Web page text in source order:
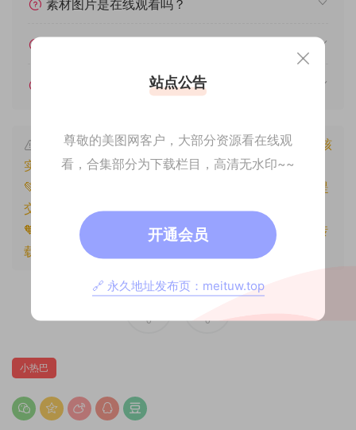
素材图片是在线观看吗？
遇见其他问题怎么办？
本文资源仅供个人参考学习，请勿批量搬运，一经核
实将封禁账号权限！
💚本文资源均来源网友分享，若侵犯了您的权益可以提
交工单处理。
🧡原文链接：
https://www.znjxg.com/1403.html
，转
载请注明出处。
0 0
小热巴
站点公告
尊敬的美图网客户，大部分资源看在线观
看，合集部分为下载栏目，高清无水印~~
开通会员
🔗 永久地址发布页：meituw.top